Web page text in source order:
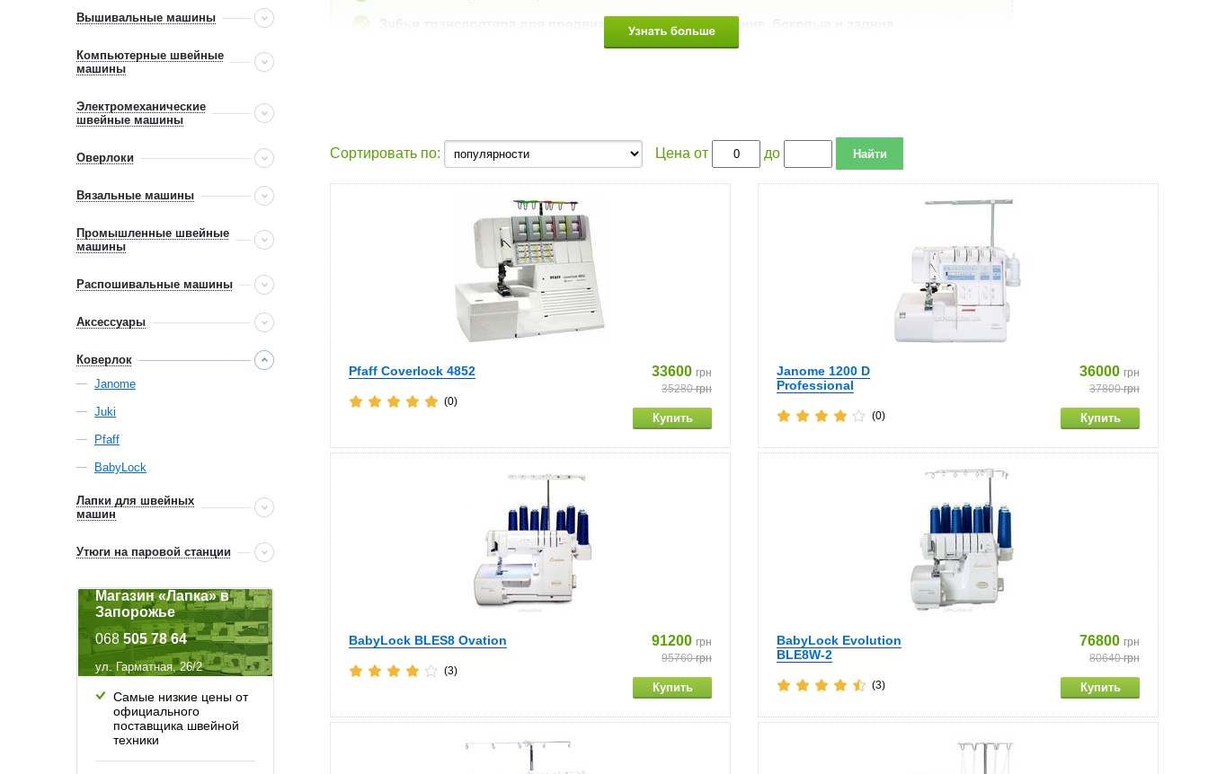
Сортировать по: Цена от до
Pfaff Coverlock 4852 33600 грн
35280грн
(0)
Janome 1200 D
Professional
36000 грн
37800грн
(0)
BabyLock BLES8 Ovation 91200 грн
95760грн
(3)
BabyLock Evolution
BLE8W-2
76800 грн
80640грн
(3)
Вышивальные машины
Компьютерные швейные
машины
Электромеханические
швейные машины
Оверлоки
Вязальные машины
Промышленные швейные
машины
Распошивальные машины
Аксессуары
Коверлок
Janome
Juki
Pfaff
BabyLock
Лапки для швейных
машин
Утюги на паровой станции
Магазин «Лапка» в
Запорожье
068 505 78 64
ул. Гарматная, 26/2
Самые низкие цены от
официального
поставщика швейной
техники